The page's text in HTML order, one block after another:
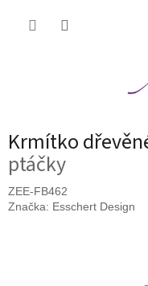
Krmítko
ptáčky
ZEE-FB462
Značka: Esschert Design